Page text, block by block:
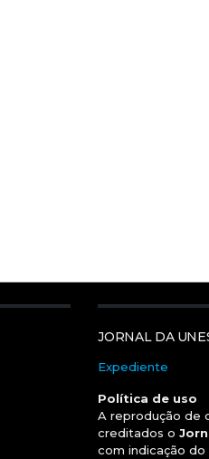
JORNAL DA
Expediente
Política de uso
A reprodução de
creditados o
com indicação do